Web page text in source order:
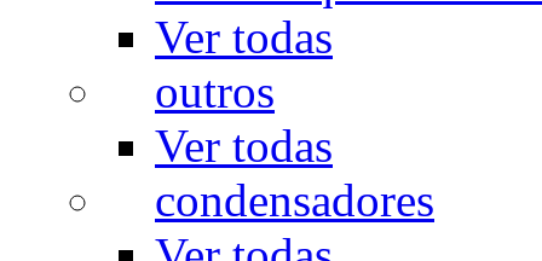
Ver todas
outros
Ver todas
condensadores